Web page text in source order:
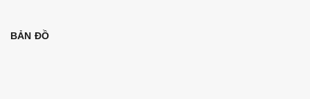
BẢN ĐỒ